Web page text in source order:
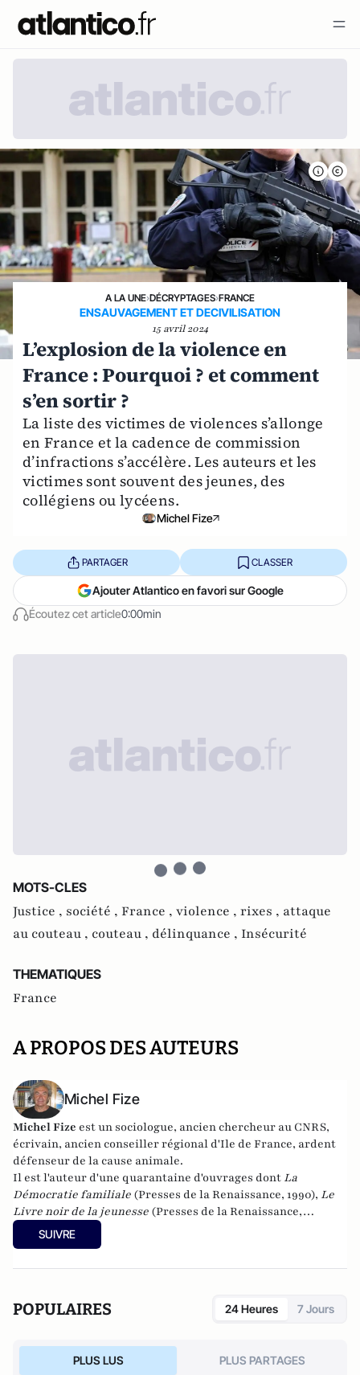
A LA UNE›DÉCRYPTAGES›FRANCE
ENSAUVAGEMENT ET DECIVILISATION
15 avril 2024
L’explosion de la violence en
France : Pourquoi ? et comment
s’en sortir ?
La liste des victimes de violences s’allonge
en France et la cadence de commission
d’infractions s’accélère. Les auteurs et les
victimes sont souvent des jeunes, des
collégiens ou lycéens.
Michel Fize
Écoutez cet article0:00min
PARTAGER CLASSER
Ajouter Atlantico en favori sur Google
MOTS-CLES
Justice , société , France , violence , rixes , attaque
au couteau , couteau , délinquance , Insécurité
THEMATIQUES
France
A PROPOS DES AUTEURS
Michel Fize
Michel Fize est un sociologue, ancien chercheur au CNRS,
écrivain, ancien conseiller régional d'Ile de France, ardent
défenseur de la cause animale.
Il est l'auteur d'une quarantaine d'ouvrages dont La
Démocratie familiale (Presses de la Renaissance, 1990), Le
Livre noir de la jeunesse (Presses de la Renaissance,
2007),L'Individualisme démocratique
2010),Jeunesses à l'abandon
SUIVRE
POPULAIRES 24 Heures 7 Jours
PLUS LUS PLUS PARTAGES